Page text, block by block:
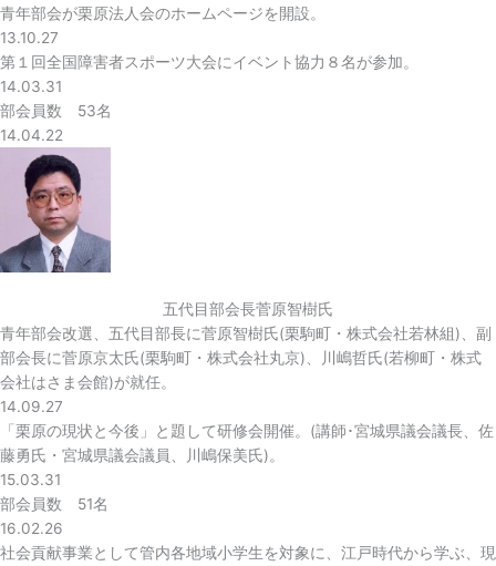
青年部会が栗原法人会のホームページを開設。
13.10.27
第１回全国障害者スポーツ大会にイベント協力８名が参加。
14.03.31
部会員数 53名
14.04.22
五代目部会長菅原智樹氏
青年部会改選、五代目部長に菅原智樹氏(栗駒町・株式会社若林組)、副
部会長に菅原京太氏(栗駒町・株式会社丸京)、川嶋哲氏(若柳町・株式
会社はさま会館)が就任。
14.09.27
「栗原の現状と今後」と題して研修会開催。(講師･宮城県議会議長、佐
藤勇氏・宮城県議会議員、川嶋保美氏)。
15.03.31
部会員数 51名
16.02.26
社会貢献事業として管内各地域小学生を対象に、江戸時代から学ぶ、現